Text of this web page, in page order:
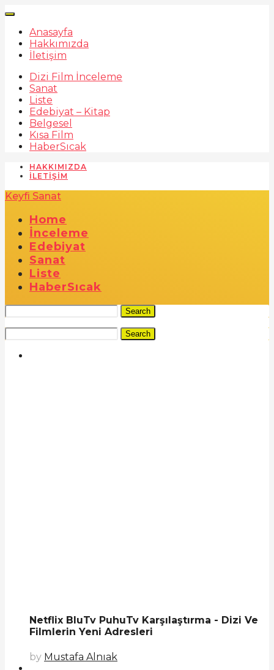
Anasayfa
Hakkımızda
İletişim
Dizi Film İnceleme
Sanat
Liste
Edebiyat – Kitap
Belgesel
Kısa Film
HaberSıcak
HAKKIMIZDA
İLETIŞIM
Keyfi Sanat
Home
İnceleme
Edebiyat
Sanat
Liste
HaberSıcak
Search
Search
Netflix BluTv PuhuTv Karşılaştırma - Dizi Ve
Filmlerin Yeni Adresleri
by Mustafa Alnıak